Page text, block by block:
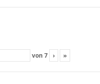
von 7 › »